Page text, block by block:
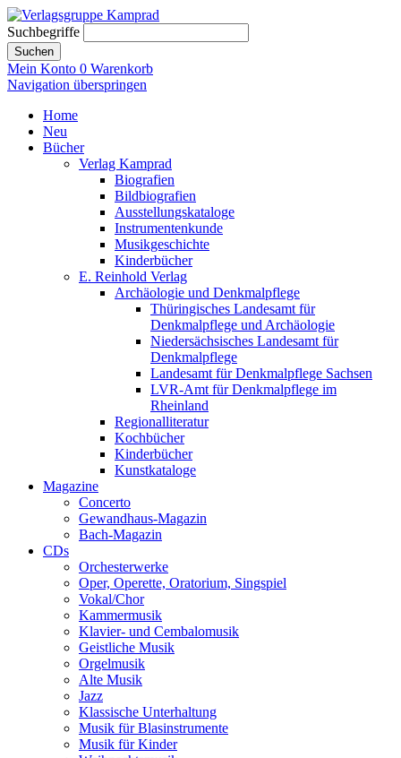
Suchbegriffe
Suchen
Mein Konto 0 Warenkorb
Navigation überspringen
Home
Neu
Bücher
Verlag Kamprad
Biografien
Bildbiografien
Ausstellungskataloge
Instrumentenkunde
Musikgeschichte
Kinderbücher
E. Reinhold Verlag
Archäologie und Denkmalpflege
Thüringisches Landesamt für
Denkmalpflege und Archäologie
Niedersächsisches Landesamt für
Denkmalpflege
Landesamt für Denkmalpflege Sachsen
LVR-Amt für Denkmalpflege im
Rheinland
Regionalliteratur
Kochbücher
Kinderbücher
Kunstkataloge
Magazine
Concerto
Gewandhaus-Magazin
Bach-Magazin
CDs
Orchesterwerke
Oper, Operette, Oratorium, Singspiel
Vokal/Chor
Kammermusik
Klavier- und Cembalomusik
Geistliche Musik
Orgelmusik
Alte Musik
Jazz
Klassische Unterhaltung
Musik für Blasinstrumente
Musik für Kinder